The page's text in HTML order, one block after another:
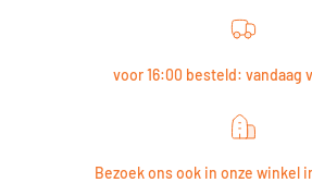
voor 16:00 besteld: vandaag
Bezoek ons ook in onze winkel